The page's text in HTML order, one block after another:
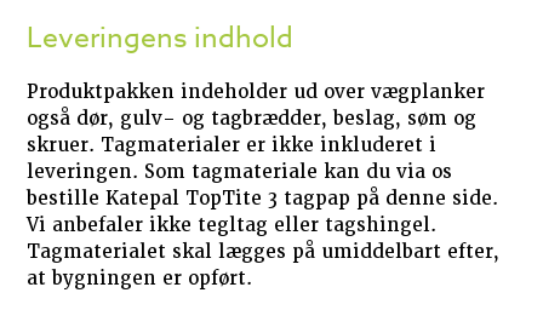
Leveringens indhold
Produktpakken indeholder ud over vægplanker
også dør, gulv- og tagbrædder, beslag, søm og
skruer. Tagmaterialer er ikke inkluderet i
leveringen. Som tagmateriale kan du via os
bestille Katepal TopTite 3 tagpap på denne side.
Vi anbefaler ikke tegltag eller tagshingel.
Tagmaterialet skal lægges på umiddelbart efter,
at bygningen er opført.